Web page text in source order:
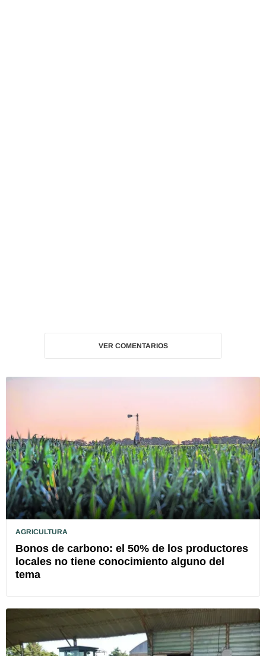
VER COMENTARIOS
AGRICULTURA
Bonos de carbono: el 50% de los productores
locales no tiene conocimiento alguno del
tema